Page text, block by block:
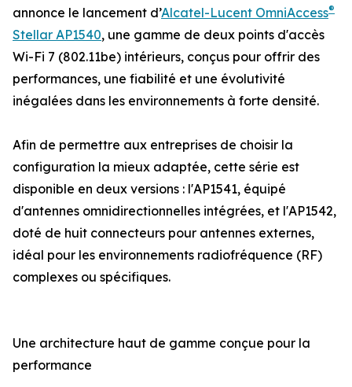
annonce le lancement d’Alcatel-Lucent OmniAccess®
Stellar AP1540, une gamme de deux points d'accès
Wi-Fi 7 (802.11be) intérieurs, conçus pour offrir des
performances, une fiabilité et une évolutivité
inégalées dans les environnements à forte densité.
Afin de permettre aux entreprises de choisir la
configuration la mieux adaptée, cette série est
disponible en deux versions : l'AP1541, équipé
d'antennes omnidirectionnelles intégrées, et l'AP1542,
doté de huit connecteurs pour antennes externes,
idéal pour les environnements radiofréquence (RF)
complexes ou spécifiques.
Une architecture haut de gamme conçue pour la
performance